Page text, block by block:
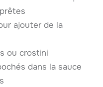
ajouter de la
ou crostini
dans la sauce